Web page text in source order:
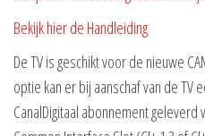
Bekijk hier de Handleiding
De TV is geschikt voor de nieuwe
optie kan er bij aanschaf van de TV
CanalDigitaal abonnement